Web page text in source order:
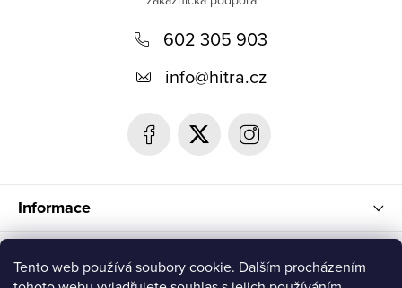
Tento web používá soubory cookie. Dalším procházením
Informace
602 305 903
info@hitra.cz